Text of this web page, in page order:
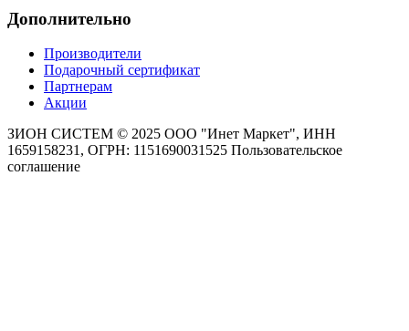
Дополнительно
Производители
Подарочный сертификат
Партнерам
Акции
ЗИОН СИСТЕМ © 2025 ООО "Инет Маркет", ИНН
1659158231, ОГРН: 1151690031525 Пользовательское
соглашение